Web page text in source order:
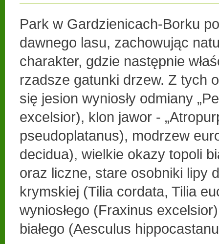
Park w Gardzienicach-Borku
dawnego lasu, zachowując
charakter, gdzie następnie
rzadsze gatunki drzew. Z tych
się jesion wyniosły odmiany
excelsior), klon jawor -
pseudoplatanus), modrzew
decidua), wielkie okazy topoli
oraz liczne, stare osobniki lipy
krymskiej (Tilia cordata, Tilia
wyniosłego (Fraxinus
białego (Aesculus